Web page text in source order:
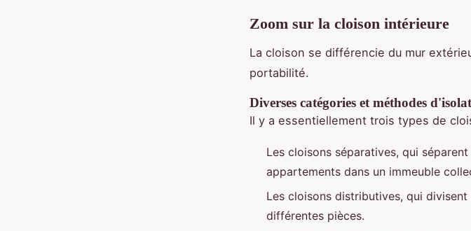
Zoom sur la cloison intérieure
La cloison se différencie du mur
portabilité.
Diverses catégories et méthodes
Il y a essentiellement trois types de
Les cloisons séparatives, qui
appartements dans un immeuble
Les cloisons distributives, qui
différentes pièces.